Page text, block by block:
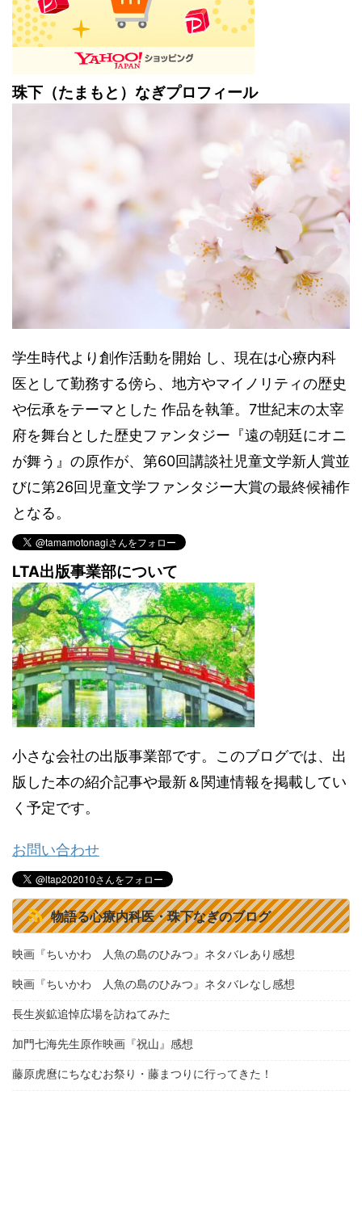
珠下（たまもと）なぎプロフィール
学生時代より創作活動を開始 し、現在は心療内科
医として勤務する傍ら、地方やマイノリティの歴史
や伝承をテーマとした 作品を執筆。7世紀末の太宰
府を舞台とした歴史ファンタジー『遠の朝廷にオニ
が舞う』の原作が、第60回講談社児童文学新人賞並
びに第26回児童文学ファンタジー大賞の最終候補作
となる。
LTA出版事業部について
小さな会社の出版事業部です。このブログでは、出
版した本の紹介記事や最新＆関連情報を掲載してい
く予定です。
お問い合わせ
物語る心療内科医・珠下なぎのブログ
映画『ちいかわ 人魚の島のひみつ』ネタバレあり感想
映画『ちいかわ 人魚の島のひみつ』ネタバレなし感想
長生炭鉱追悼広場を訪ねてみた
加門七海先生原作映画『祝山』感想
藤原虎麿にちなむお祭り・藤まつりに行ってきた！